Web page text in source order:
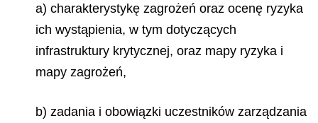
a) charakterystykę zagrożeń oraz ocenę ryzyka
ich wystąpienia, w tym dotyczących
infrastruktury krytycznej, oraz mapy ryzyka i
mapy zagrożeń,
b) zadania i obowiązki uczestników zarządzania